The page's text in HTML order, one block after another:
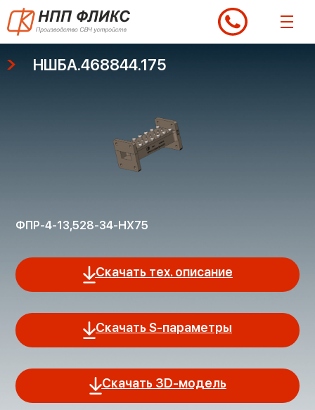
Перейти
содержимому
НШБА.468844.175
ФПР-4-13,528-34-НХ75
Скачать тех. описание
Скачать S-параметры
Скачать 3D-модель